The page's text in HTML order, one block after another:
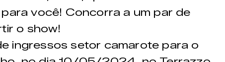
você! Concorra a um par de
o show!
ingressos setor camarote para o